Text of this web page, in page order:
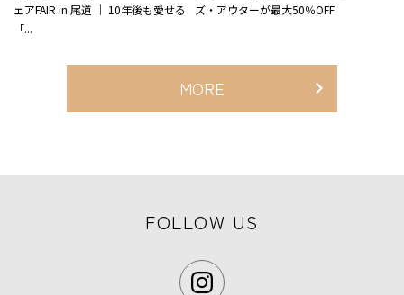
ェアFAIR in 尾道 ｜ 10年後も愛せる
「...
ズ・アウターが最大50％OFF
MORE
FOLLOW US